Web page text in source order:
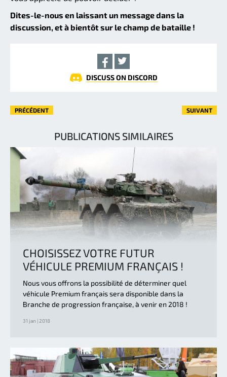
Dites-le-nous en laissant un message dans la
discussion, et à bientôt sur le champ de bataille !
DISCUSS ON DISCORD
PRÉCÉDENT SUIVANT
PUBLICATIONS SIMILAIRES
CHOISISSEZ VOTRE FUTUR
VÉHICULE PREMIUM FRANÇAIS !
Nous vous offrons la possibilité de déterminer quel
véhicule Premium français sera disponible dans la
Branche de progression française, à venir en 2018 !
31 jan | 2018